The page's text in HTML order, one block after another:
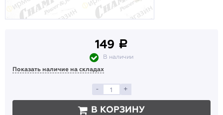
149 a
В наличии
Показать наличие на складах
- +
В КОРЗИНУ